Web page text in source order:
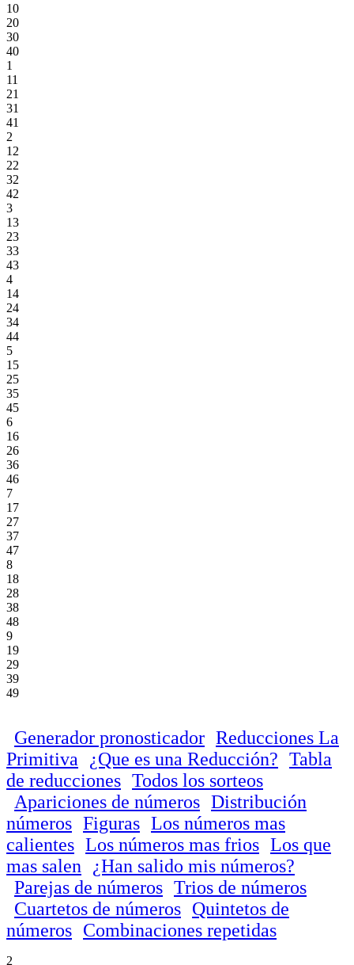
10
20
30
40
1
11
21
31
41
2
12
22
32
42
3
13
23
33
43
4
14
24
34
44
5
15
25
35
45
6
16
26
36
46
7
17
27
37
47
8
18
28
38
48
9
19
29
39
49
Generador pronosticador Reducciones La
Primitiva
¿Que es una Reducción? Tabla
de reducciones Todos los sorteos
Apariciones de números Distribución
números Figuras Los números mas
calientes Los números mas frios Los que
mas salen
¿Han salido mis números?
Parejas de números Trios de números
Cuartetos de números Quintetos de
números Combinaciones repetidas
2